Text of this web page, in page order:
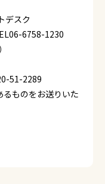
デスク
6758-1230
51-2289
るものをお送りいた